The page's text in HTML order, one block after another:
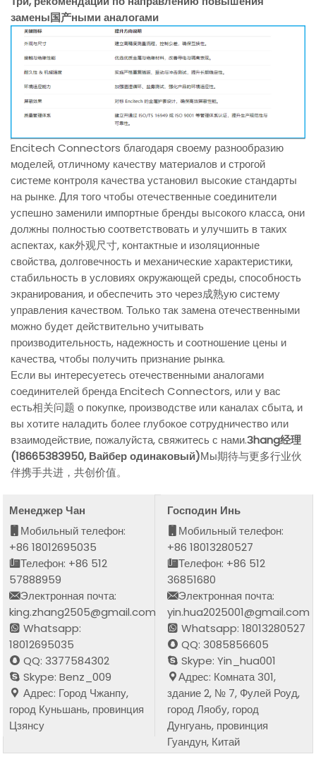
замены国产ными аналогами
Encitech Connectors благодаря своему разнообразию
моделей, отличному качеству материалов и строгой
системе контроля качества установил высокие стандарты
на рынке. Для того чтобы отечественные соединители
успешно заменили импортные бренды высокого класса, они
должны полностью соответствовать и улучшить в таких
аспектах, как外观尺寸, контактные и изоляционные
свойства, долговечность и механические характеристики,
стабильность в условиях окружающей среды, способность
экранирования, и обеспечить это через成熟ую систему
управления качеством. Только так замена отечественными
можно будет действительно учитывать
производительность, надежность и соотношение цены и
качества, чтобы получить признание рынка.
Если вы интересуетесь отечественными аналогами
соединителей бренда Encitech Connectors, или у вас
есть相关问题 о покупке, производстве или каналах сбыта, и
вы хотите наладить более глубокое сотрудничество или
взаимодействие, пожалуйста, свяжитесь с нами.Зhang经理
(18665383950, Вайбер одинаковый)Мы期待与更多行业伙
伴携手共进，共创价值。
Менеджер Чан
Мобильный телефон:
+86 18012695035
Телефон: +86 512
57888959
Электронная почта:
king.zhang2505@gmail.com
Whatsapp:
18012695035
QQ: 3377584302
Skype: Benz_009
Адрес: Город Чжанпу,
город Куньшань, провинция
Цзянсу
Господин Инь
Мобильный телефон:
+86 18013280527
Телефон: +86 512
36851680
Электронная почта:
yin.hua2025001@gmail.com
Whatsapp: 18013280527
QQ: 3085856605
Skype: Yin_hua001
Адрес: Комната 301,
здание 2, № 7, Фулей Роуд,
город Ляобу, город
Дунгуань, провинция
Гуандун, Китай